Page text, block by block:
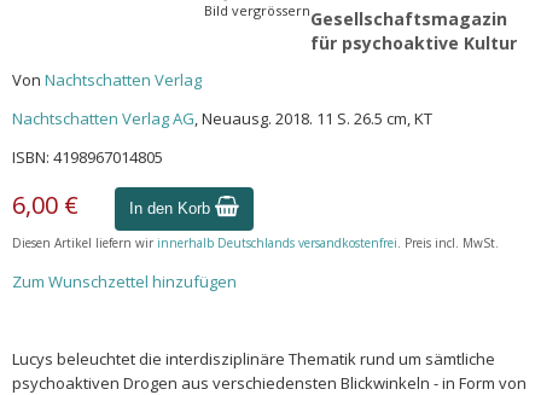
Bild vergrössernGesellschaftsmagazin
für psychoaktive Kultur
Von Nachtschatten Verlag
Nachtschatten Verlag AG, Neuausg. 2018. 11 S. 26.5 cm, KT
ISBN: 4198967014805
6,00 € In den Korb
Diesen Artikel liefern wir innerhalb Deutschlands versandkostenfrei. Preis incl. MwSt.
Zum Wunschzettel hinzufügen
Lucys beleuchtet die interdisziplinäre Thematik rund um sämtliche
psychoaktiven Drogen aus verschiedensten Blickwinkeln - in Form von